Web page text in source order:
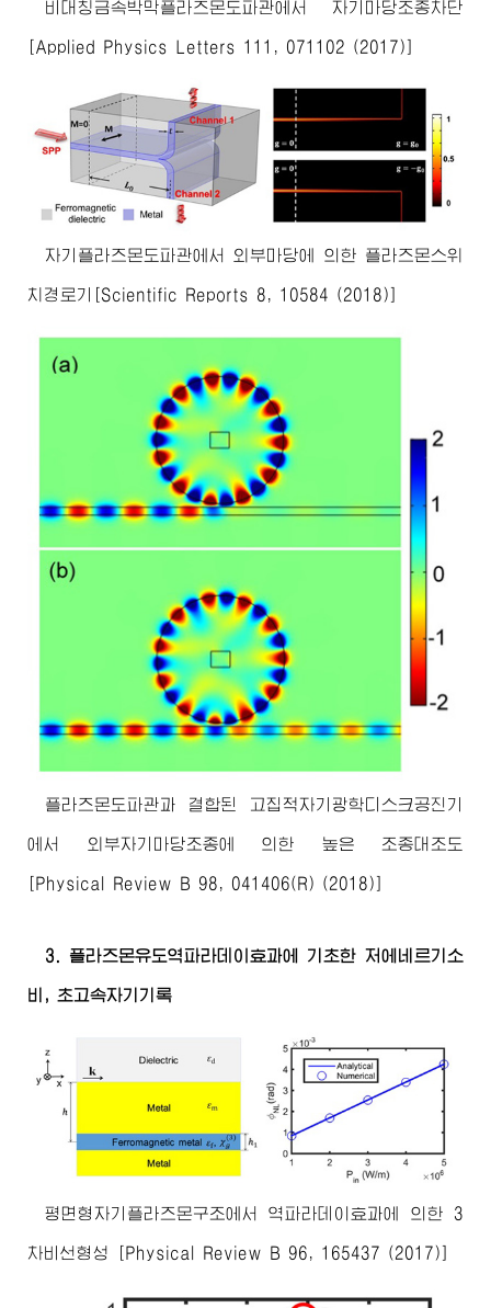
비대칭금속박막플라즈몬도파관에서 자기마당조종차단
[Applied Physics Letters 111, 071102 (2017)]
자기플라즈몬도파관에서 외부마당에 의한 플라즈몬스위
치경로기[Scientific Reports 8, 10584 (2018)]
플라즈몬도파관과 결합된 고집적자기광학디스크공진기
에서 외부자기마당조종에 의한 높은 조종대조도
[Physical Review B 98, 041406(R) (2018)]
3. 플라즈몬유도역파라데이효과에 기초한 저에네르기소
비, 초고속자기기록
평면형자기플라즈몬구조에서 역파라데이효과에 의한 3
차비선형성 [Physical Review B 96, 165437 (2017)]